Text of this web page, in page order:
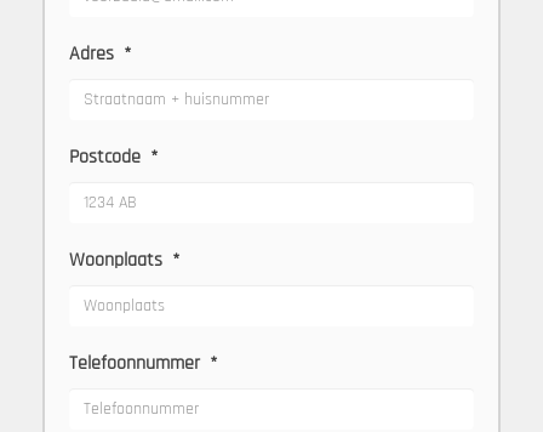
Adres *
Postcode *
Woonplaats *
Telefoonnummer *